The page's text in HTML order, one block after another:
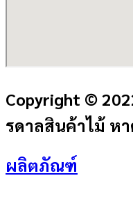
Copyright ©
รดาลสินค้าไม้ ห
ผลิตภัณฑ์